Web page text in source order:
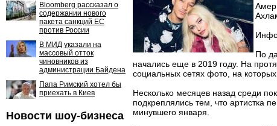
Bloomberg рассказал о
содержании нового
пакета санкций ЕС
против России
В МИД указали на
массовый отток
чиновников из
администрации Байдена
Папа Римский хотел бы
приехать в Киев
Новости шоу-бизнеса
По
начались еще в 2019 году. На
социальных сетях фото, на
Несколько месяцев назад среди
подкреплялись тем, что артистка
минувшего января.